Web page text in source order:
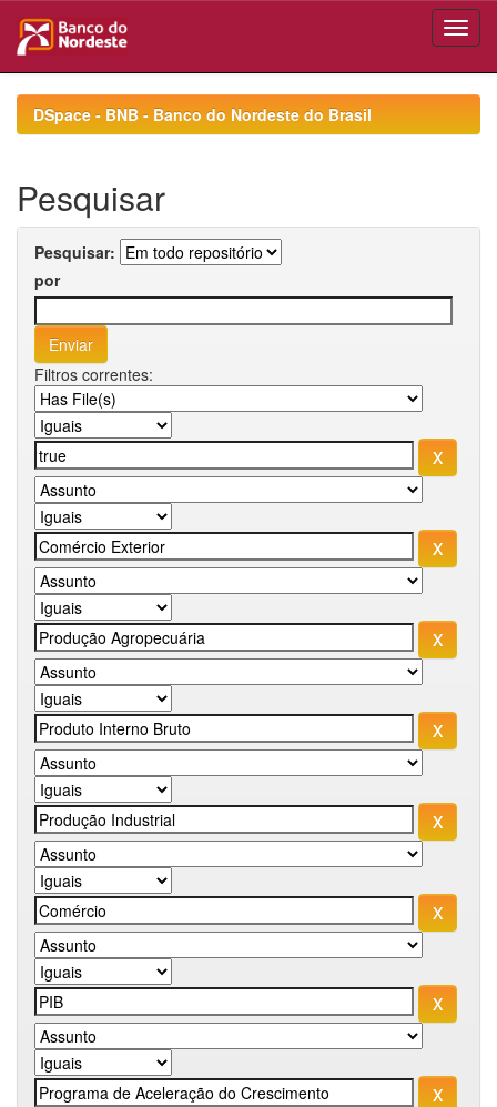
navigationDSpace - BNB - Banco do Nordeste do Brasil
Pesquisar
Pesquisar:
por
Filtros correntes: